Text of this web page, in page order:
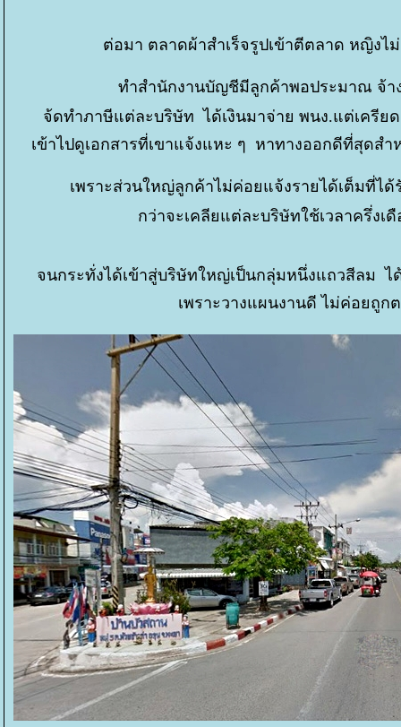
ต่อมา ตลาดผ้าสำเร็จรูปเข้าตีตลาด หญิงไ
ทำสำนักงานบัญชีมีลูกค้าพอประมาณ จ้า
จ้ดทำภาษีแต่ละบริษัท ได้เงินมาจ่าย พนง.แต่เครีย
เข้าไปดูเอกสารที่เขาแจ้งแหะ ๆ หาทางออกดีที่สุดส
เพราะส่วนใหญ่ลูกค้าไม่ค่อยแจ้งรายได้เต็มที่ไ
กว่าจะเคลียแต่ละบริษัทใช้เวลาครึ่ง
จนกระทั่งได้เข้าสู่บริษัทใหญ่เป็นกลุ่มหนึ่งแถวสีลม
เพราะวางแผนงานดี ไม่ค่อยถูก